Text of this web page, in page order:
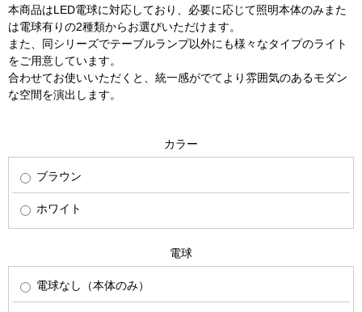
本商品はLED電球に対応しており、必要に応じて照明本体のみまた
は電球有りの2種類からお選びいただけます。
また、同シリーズでテーブルランプ以外にも様々なタイプのライト
をご用意しています。
合わせてお使いいただくと、統一感がでてより雰囲気のあるモダン
な空間を演出します。
カラー
ブラウン
ホワイト
電球
電球なし（本体のみ）